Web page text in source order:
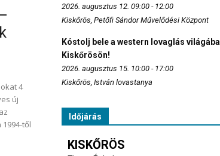
4
új
től
2026. augusztus 12. 09:00 - 12:00
Kiskőrös, Petőfi Sándor Művelődési Központ
Kóstolj bele a western lovaglás világába
Kiskőrösön!
2026. augusztus 15. 10:00 - 17:00
Kiskőrös, István lovastanya
Időjárás
KISKŐRÖS